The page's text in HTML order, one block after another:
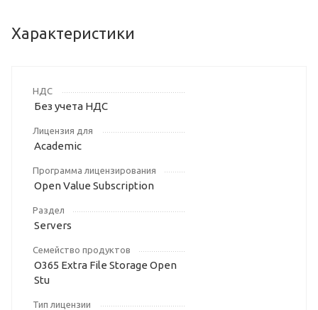
Характеристики
НДС
Без учета НДС
Лицензия для
Academic
Программа лицензирования
Open Value Subscription
Раздел
Servers
Семейство продуктов
O365 Extra File Storage Open
Stu
Тип лицензии